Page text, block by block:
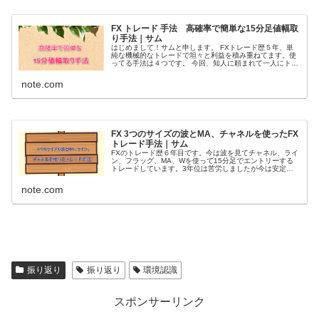
FX トレード 手法 高確率で簡単な15分足値幅取
り手法｜サム
はじめまして！サムと申します。 FXトレード歴５年、単
純な機械的なトレードで坦々と利益を積み重ねてます。使
ってる手法は４つです。 今回、知人に頼まれて一人にトレ
note.com
FX 3つのサイズの波とMA、チャネルを使ったFX
トレード手法｜サム
FXのトレード歴６年目です。今は波を見てチャネル、ライ
ン、フラッグ、MA、Wを使って15分足でエントリーする
トレードしています。3年位は苦労しましたが今は安定し
note.com
振り返り 振り返り 環境認識
スポンサーリンク